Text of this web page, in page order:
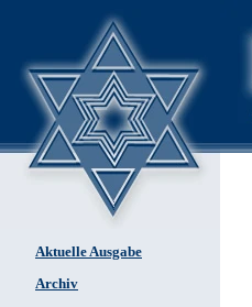
Aktuelle Ausgabe
Archiv